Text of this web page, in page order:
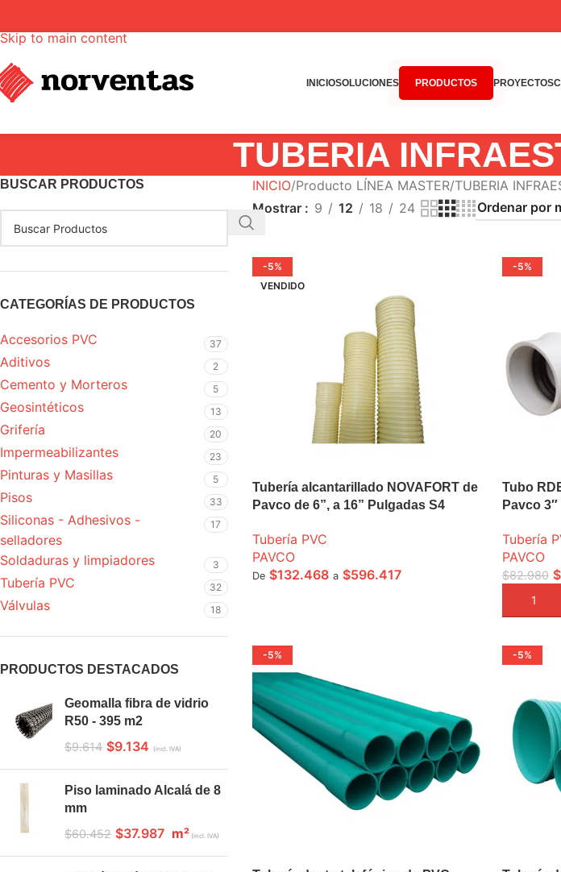
Skip to main content
INICIOSOLUCIONES PRODUCTOS PROYECTOS
TUBERIA
BUSCAR PRODUCTOS
CATEGORÍAS DE PRODUCTOS
Accesorios PVC 37
Aditivos 2
Cemento y Morteros 5
Geosintéticos 13
Grifería 20
Impermeabilizantes 23
Pinturas y Masillas 5
Pisos 33
Siliconas - Adhesivos -
selladores
17
Soldaduras y limpiadores 3
Tubería PVC 32
Válvulas 18
PRODUCTOS DESTACADOS
Geomalla fibra de vidrio
R50 - 395 m2
$9.614 $9.134 (incl. IVA)
Piso laminado Alcalá de 8
mm
$60.452 $37.987 m² (incl. IVA)
INICIO Producto LÍNEA MASTER TUBERIA
Mostrar
9 12 18 24
-5%
VENDIDO
Tubería alcantarillado NOVAFORT de
Pavco de 6”, a 16” Pulgadas S4
Tubería PVC
PAVCO
De $132.468 a $596.417
-5%
Tubo
Pavco 3″
Tubería
PAVCO
$82.980 $
AÑADIR
-5% -5%